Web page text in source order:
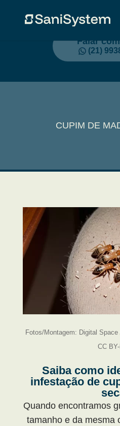
Falar
(21)
CUPIM DE
Fotos/Montagem: Digital
CC
Saiba como
infestação de
Quando encontramos
tamanho e da mesma